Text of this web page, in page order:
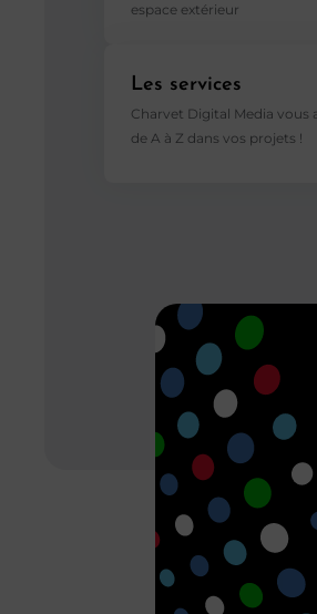
espace extérieur
Les services
Charvet Digital Media vous
de A à Z dans vos projets !